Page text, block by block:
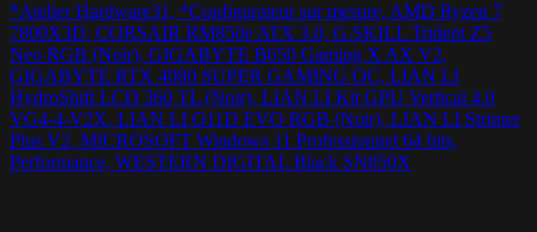
*Atelier Hardware31, *Configurateur sur mesure, AMD Ryzen 7
7800X3D, CORSAIR RM850e ATX 3.0, G.SKILL Trident Z5
Neo RGB (Noir), GIGABYTE B650 Gaming X AX V2,
GIGABYTE RTX 4080 SUPER GAMING OC, LIAN LI
HydroShift LCD 360 TL (Noir), LIAN LI Kit GPU Vertical 4.0
VG4-4-V2X, LIAN LI O11D EVO RGB (Noir), LIAN LI Strimer
Plus V2, MICROSOFT Windows 11 Professionnel 64 bits,
Performance, WESTERN DIGITAL Black SN850X